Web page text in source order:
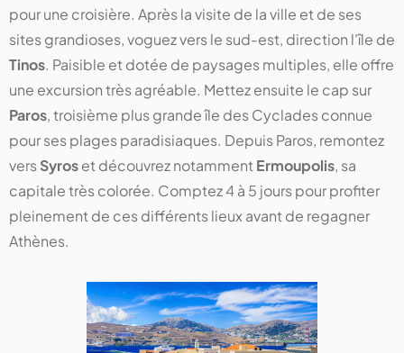
pour une croisière. Après la visite de la ville et de ses
sites grandioses, voguez vers le sud-est, direction l'île de
Tinos. Paisible et dotée de paysages multiples, elle offre
une excursion très agréable. Mettez ensuite le cap sur
Paros, troisième plus grande île des Cyclades connue
pour ses plages paradisiaques. Depuis Paros, remontez
versSyroset découvrez notammentErmoupolis, sa
capitale très colorée. Comptez 4 à 5 jours pour profiter
pleinement de ces différents lieux avant de regagner
Athènes.